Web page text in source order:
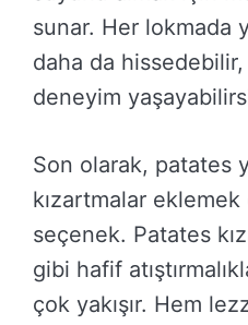
sunar. Her lokmada
daha da
deneyim
Son olarak, patates
kızartmalar
seçenek. Patates
gibi hafif
çok yakışır. Hem